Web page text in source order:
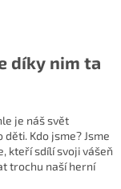
díky nim ta
je náš svět
Kdo jsme? Jsme
kteří sdílí svoji vášeň
trochu naší herní